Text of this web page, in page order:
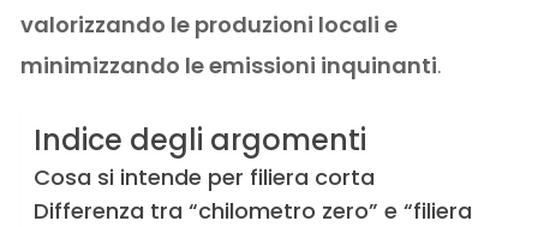
valorizzando le produzioni locali e
minimizzando le emissioni inquinanti.
Indice degli argomenti
Cosa si intende per filiera corta
Differenza tra “chilometro zero” e “filiera